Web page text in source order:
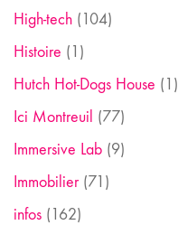
High-tech (104)
Histoire (1)
Hutch Hot-Dogs House (1)
Ici Montreuil (77)
Immersive Lab (9)
Immobilier(71)
infos (162)